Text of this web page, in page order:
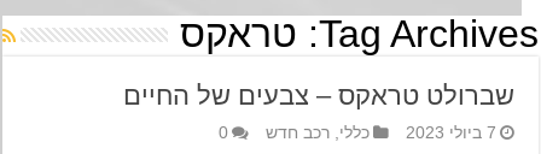
Tag טראקס
שברולט טראקס – צבעים של החיים
7 ביולי 2023 כללי,רכב חדש 0